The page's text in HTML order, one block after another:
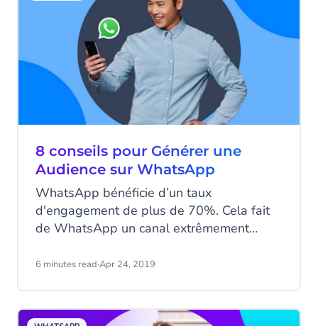
8 conseils pour Générer une
Audience sur WhatsApp
WhatsApp bénéficie d’un taux
d'engagement de plus de 70%. Cela fait
de WhatsApp un canal extrêmement
clients. Mais comment vous assurer que
Dans cet article, nous vous partageons
6 minutes read·Apr 24, 2019